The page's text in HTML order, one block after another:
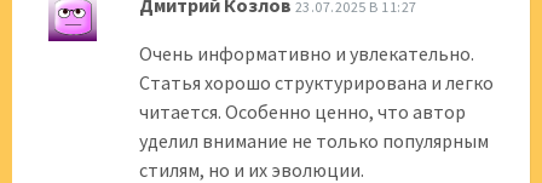
Дмитрий Козлов 23.07.2025 В 11:27
Очень информативно и увлекательно.
Статья хорошо структурирована и легко
читается. Особенно ценно, что автор
уделил внимание не только популярным
стилям, но и их эволюции.